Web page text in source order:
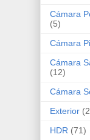
Cámara
(5)
Cámara
Cámara
(12)
Cámara
Exterior
HDR (71)